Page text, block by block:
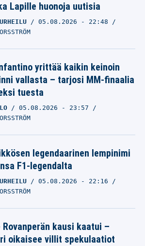
Lapille huonoja uutisia
05.08.2026 - 22:48
yrittää kaikin keinoin
vallasta – tarjosi MM-finaalia
tuesta
05.08.2026 - 23:57
legendaarinen lempinimi
F1-legendalta
05.08.2026 - 22:16
Rovanperän kausi kaatui –
oikaisee villit spekulaatiot